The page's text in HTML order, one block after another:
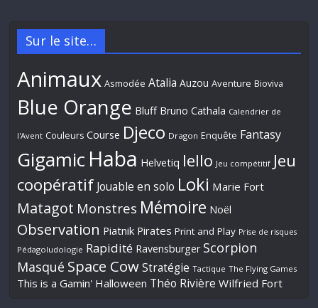
Sur le site…
Animaux Asmodée Atalia Auzou Aventure Bioviva
Blue Orange Bluff Bruno Cathala Calendrier de
l'Avent Couleurs Course Djeco Dragon Enquête Fantasy
Gigamic Haba Helvetiq Iello Jeu compétitif Jeu
coopératif Jouable en solo Loki Marie Fort
Matagot Monstres Mémoire Noël
Observation Piatnik Pirates Print and Play Prise de risques
Pédagoludologie Rapidité Ravensburger Scorpion
Masqué Space Cow Stratégie Tactique The Flying Games
This is a Gamin' Halloween Théo Rivière Wilfried Fort